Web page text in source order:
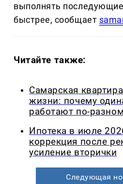
выполнять
быстрее, сообщает
Читайте также:
Самарская
жизни: почему
работают по-
Ипотека в июле
коррекция после
усиление вторички
Следующая